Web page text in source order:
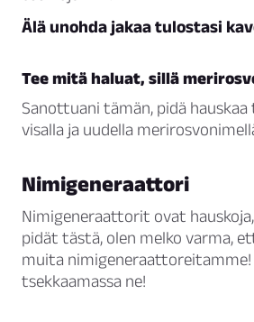
Älä unohda jakaa tulostasi
Tee mitä haluat, sillä
Sanottuani tämän, pidä
visalla ja uudella
Nimigeneraattori
Nimigeneraattorit ovat hauskoja,
pidät tästä, olen melko varma,
muita nimigeneraattoreitamme!
tsekkaamassa ne!